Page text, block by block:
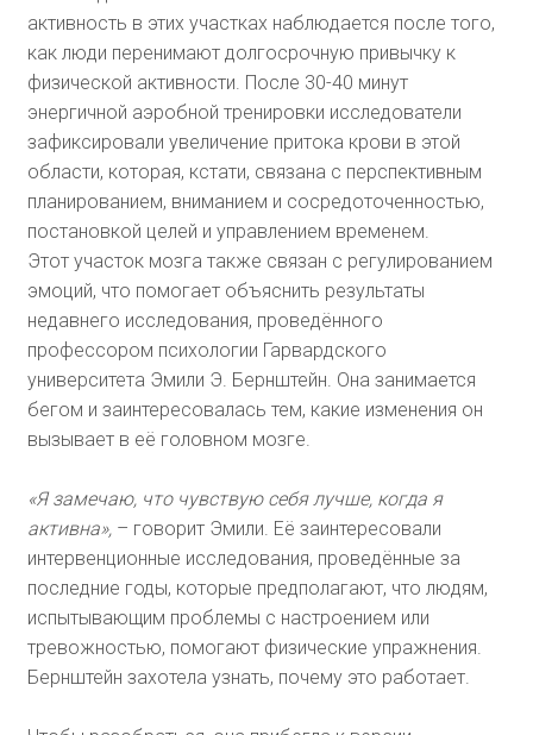
активность в этих участках наблюдается после того,
как люди перенимают долгосрочную привычку к
физической активности. После 30-40 минут
энергичной аэробной тренировки исследователи
зафиксировали увеличение притока крови в этой
области, которая, кстати, связана с перспективным
планированием, вниманием и сосредоточенностью,
постановкой целей и управлением временем.
Этот участок мозга также связан с регулированием
эмоций, что помогает объяснить результаты
недавнего исследования, проведённого
профессором психологии Гарвардского
университета Эмили Э. Бернштейн. Она занимается
бегом и заинтересовалась тем, какие изменения он
вызывает в её головном мозге.
«Я замечаю, что чувствую себя лучше, когда я
активна», – говорит Эмили. Её заинтересовали
интервенционные исследования, проведённые за
последние годы, которые предполагают, что людям,
испытывающим проблемы с настроением или
тревожностью, помогают физические упражнения.
Бернштейн захотела узнать, почему это работает.